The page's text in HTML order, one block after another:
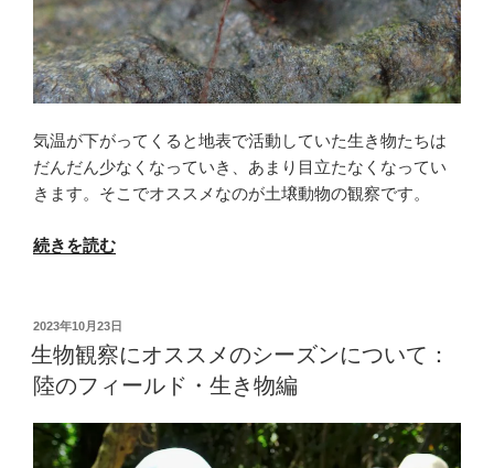
ミ
ン
グ
で
拾
い
物”
気温が下がってくると地表で活動していた生き物たちは
だんだん少なくなっていき、あまり目立たなくなってい
きます。そこでオススメなのが土壌動物の観察です。
“足
世
界
を
覗
い
続きを読む
投
稿
日:
2023年10月23日
生物観察にオススメのシーズンについて：
陸のフィールド・生き物編